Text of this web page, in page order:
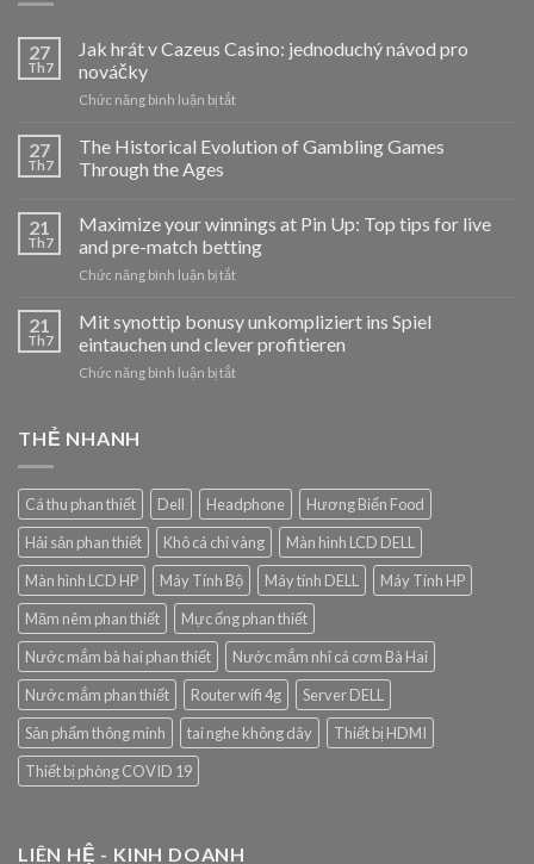
27
Th7
Jak hrát v Cazeus Casino: jednoduchý návod pro
nováčky
Chức năng bình luận bị tắtở
hrát
v
jednoduchý
návod
pro
nováčky
27
Th7
The Historical Evolution of Gambling Games
Through the Ages
21
Th7
Maximize your winnings at Pin Up: Top tips for live
and pre-match betting
Chức năng bình luận bị tắtở
winnings
at
Pin
and
pre-
match
betting
21
Th7
Mit synottip bonusy unkompliziert ins Spiel
eintauchen und clever profitieren
Chức năng bình luận bị tắtở
Spiel
eintauchen
und
clever
profitieren
THẺ NHANH
Cá thu phan thiết Dell Headphone
Hương Biển Food
Hải sản phan thiết
Khô cá chỉ vàng
Màn hình LCD DELL
Màn hình LCD HP
Máy Tính Bộ Máy tính DELL
Máy Tính HP
Măm nêm phan thiết
Mực ống phan thiết
Nước mắm bà hai phan thiết
Nước mắm nhỉ cá cơm Bà Hai
Nước mắm phan thiết
Router wifi 4g
Server DELL
Sản phẩm thông minh
tai nghe không dây
Thiết bị HDMI
Thiết bị phòng COVID 19
LIÊN HỆ - KINH DOANH